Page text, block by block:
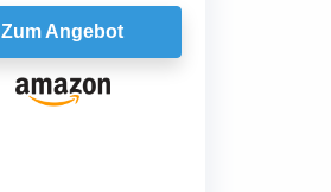
Zum Angebot